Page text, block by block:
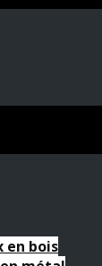
en bois